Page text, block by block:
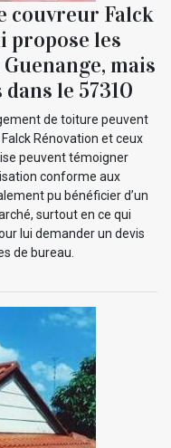
couvreur Falck
propose les
mais
le 57310
de toiture peuvent
Rénovation et ceux
peuvent témoigner
conforme aux
pu bénéficier d’un
surtout en ce qui
lui demander un devis
de bureau.